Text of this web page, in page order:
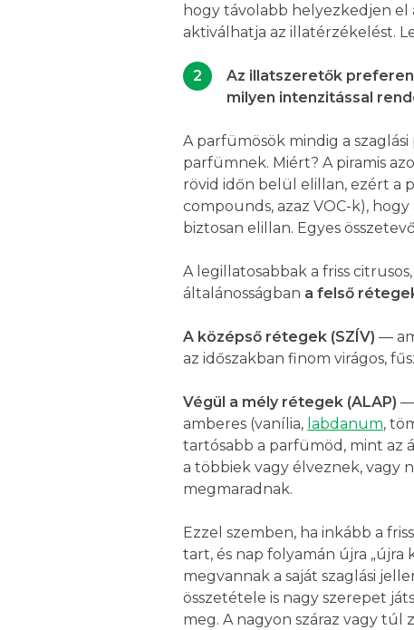
hogy távolabb helyezkedjen el
aktiválhatja az illatérzékelést.
Az illatszeretők
milyen intenzitással
A parfümösök mindig a
parfümnek. Miért? A piramis
rövid időn belül elillan, ezért a
compounds, azaz VOC-k),
biztosan elillan. Egyes
A legillatosabbak a friss
általánosságban a felső
A középső rétegek (SZÍV) —
az időszakban finom virágos,
Végül a mély rétegek (ALAP) —
amberes (vanília, labdanum,
tartósabb a parfümöd, mint az
a többiek vagy élveznek, vagy
megmaradnak.
Ezzel szemben, ha inkább a
tart, és nap folyamán újra „újra
megvannak a saját szaglási
összetétele is nagy szerepet
meg. A nagyon száraz vagy